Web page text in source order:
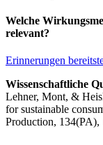
Welche
relevant?
Erinnerungen
Wissenschaftliche
Lehner, Mont, &
for sustainable
Production, 134(PA),